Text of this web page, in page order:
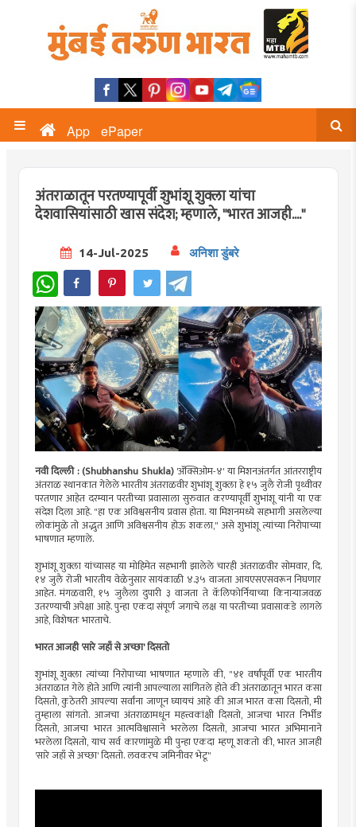
App ePaper
अंतराळातून परतण्यापूर्वी शुभांशू शुक्ला यांचा
देशवासियांसाठी खास संदेश; म्हणाले, "भारत आजही...."
14-Jul-2025 अनिशा डुंबरे
WhatsApp
नवी दिल्ली : (Shubhanshu Shukla)'ॲक्सिओम-४' या मिशनअंतर्गत आंतरराष्ट्रीय
अंतराळ स्थानकात गेलेले भारतीय अंतराळवीर शुभांशू शुक्ला हे १५ जुलै रोजी पृथ्वीवर
परतणार आहेत दरम्यान परतीच्या प्रवासाला सुरुवात करण्यापूर्वी शुभांशू यांनी या एक
संदेश दिला आहे. "हा एक अविश्वसनीय प्रवास होता. या मिशनमध्ये सहभागी असलेल्या
लोकांमुळे तो अ‌द्भुत आणि अविश्वसनीय होऊ शकला," असे शुभांशू त्यांच्या निरोपाच्या
भाषणात म्हणाले.
शुभांशू शुक्ला यांच्यासह या मोहिमेत सहभागी झालेले चारही अंतराळवीर सोमवार, दि.
१४ जुलै रोजी भारतीय वेळेनुसार सायंकाळी ४.३५ वाजता आयएसएसवरून निघणार
आहेत. मंगळवारी, १५ जुलैला दुपारी ३ वाजता ते कॅलिफोर्नियाच्या किनाऱ्याजवळ
उतरण्याची अपेक्षा आहे. पुन्हा एकदा संपूर्ण जगाचे लक्ष या परतीच्या प्रवासाकडे लागले
आहे, विशेषतः भारताचे.
भारत आजही 'सारे जहाँ से अच्छा' दिसतो
शुभांशू शुक्ला त्यांच्या निरोपाच्या भाषणात म्हणाले की, "४१ वर्षांपूर्वी एक भारतीय
अंतराळात गेले होते आणि त्यांनी आपल्याला सांगितले होते की अंतराळातून भारत कसा
दिसतो, कुठेतरी आपल्या सर्वांना जाणून घ्यायचं आहे की आज भारत कसा दिसतो, मी
तुम्हाला सांगतो. आजचा अंतराळामधून महत्त्वकांक्षी दिसतो, आजचा भारत निर्भीड
दिसतो, आजचा भारत आत्मविश्वासाने भरलेला दिसतो, आजचा भारत अभिमानाने
भरलेला दिसतो, याच सर्व कारणांमुळे मी पुन्हा एकदा म्हणू शकतो की, भारत आजही
'सारे जहाँ से अच्छा' दिसतो. लवकरच जमिनीवर भेटू"